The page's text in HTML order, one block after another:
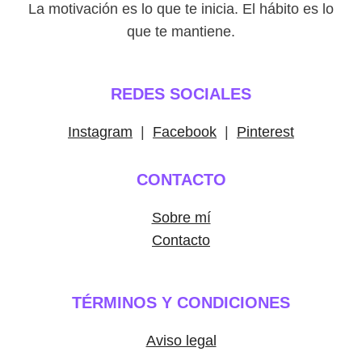
La motivación es lo que te inicia. El hábito es lo
que te mantiene.
REDES SOCIALES
Instagram Facebook Pinterest
CONTACTO
Sobre mí
Contacto
TÉRMINOS Y CONDICIONES
Aviso legal